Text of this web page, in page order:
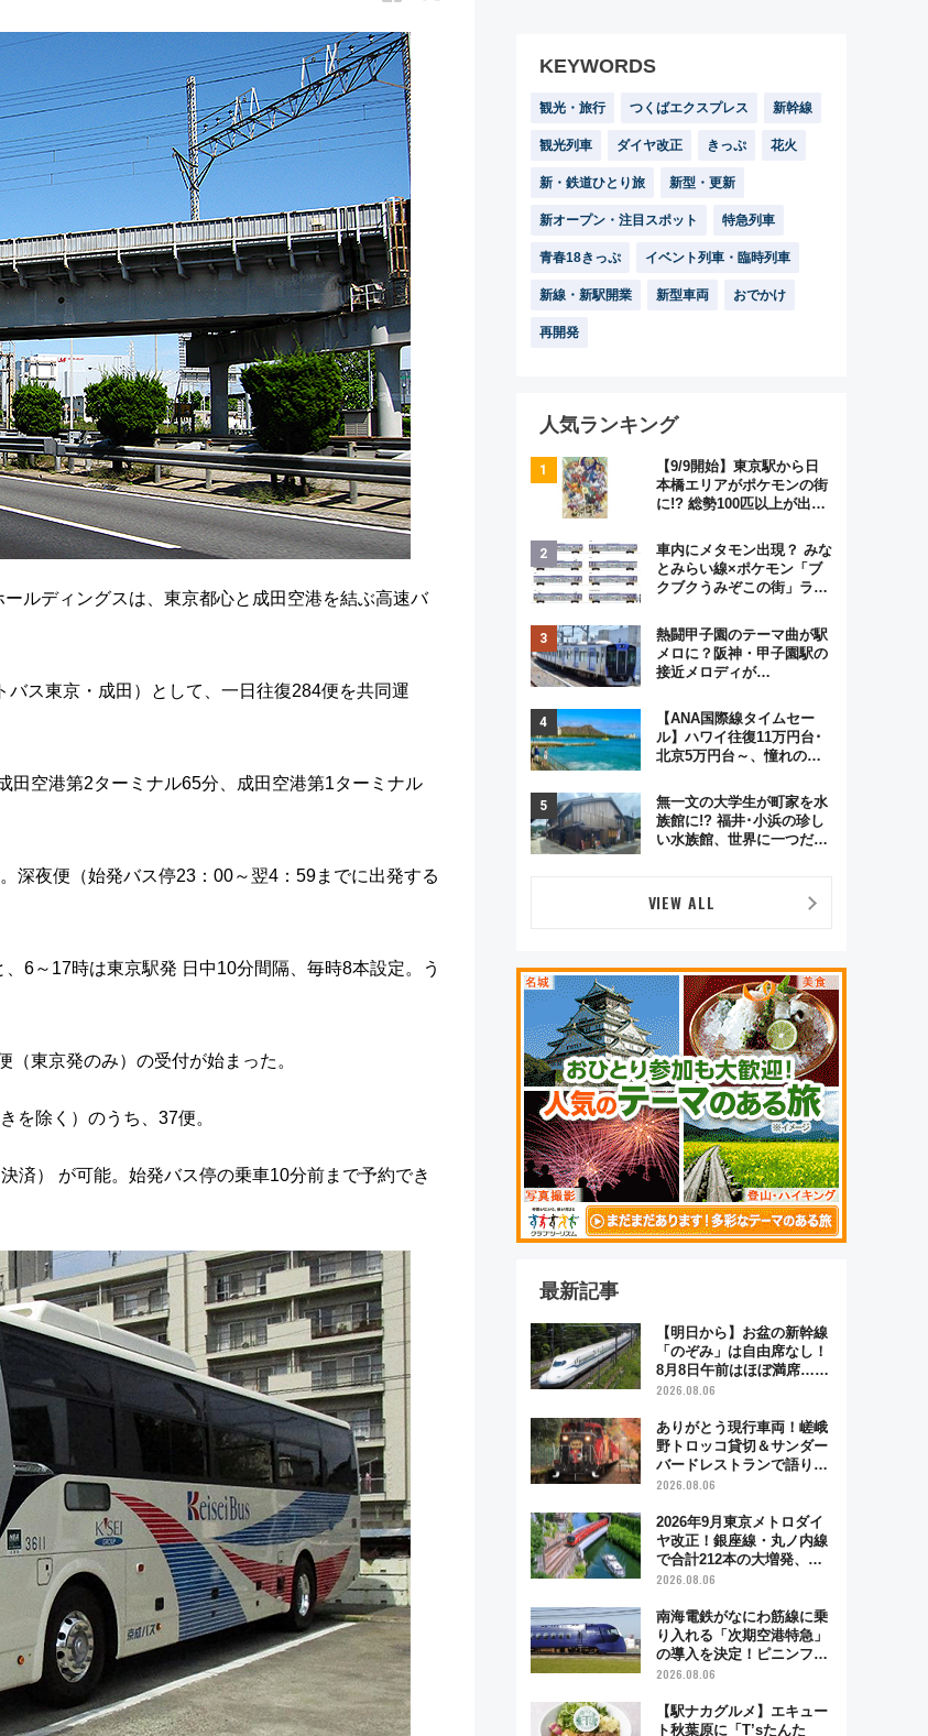
ルディングスは、東京都心と成田空港を結ぶ高速バ
ス東京・成田）として、一日往復284便を共同運
田空港第2ターミナル65分、成田空港第1ターミナル
深夜便（始発バス停23：00～翌4：59までに出発する
6～17時は東京駅発 日中10分間隔、毎時8本設定。う
東京発のみ）の受付が始まった。
を除く）のうち、37便。
済） が可能。始発バス停の乗車10分前まで予約でき
KEYWORDS
観光・旅行 つくばエクスプレス 新幹線
観光列車 ダイヤ改正 きっぷ 花火
新・鉄道ひとり旅 新型・更新
新オープン・注目スポット 特急列車
青春18きっぷ イベント列車・臨時列車
新線・新駅開業 新型車両 おでかけ
再開発
人気ランキング
【9/9開始】東京駅から日
本橋エリアがポケモンの街
に!? 総勢100匹以上が出現
格謎解き・グッズ情報まと
め
車内にメタモン出現？ みな
とみらい線×ポケモン「ブ
クブクうみぞこの街」ラッ
この夏は直通列車で横浜
へ！
熱闘甲子園のテーマ曲が駅
メロに？阪神・甲子園駅の
接近メロディが
実アレンジの特別仕様へ、
8月5日始発から
【ANA国際線タイムセー
ル】ハワイ往復11万円台･
北京5万円台～、憧れのビ
GW旅行まで狙える激アツ
路線まとめ（8/10まで）
無一文の大学生が町家を水
族館に!? 福井･小浜の珍し
い水族館、世界に一つだけ
第2弾
VIEW ALL
最新記事
【明日から】お盆の新幹線
「のぞみ」は自由席なし！
8月8日午前はほぼ満席…で
も数時間ズラせば空きが見
「空席」探しのコツ
2026.08.06
ありがとう現行車両！嵯峨
野トロッコ貸切＆サンダー
バードレストランで語り合
う秋の京都 斉藤雪乃＆福
日「京都の鉄道満喫ツア
ー」開催
2026.08.06
2026年9月東京メトロダイ
ヤ改正！銀座線・丸ノ内線
で合計212本の大増発、混
雑緩和に期待
2026.08.06
南海電鉄がなにわ筋線に乗
り入れる「次期空港特急」
の導入を決定！ピニンファ
リーナによる日本初の鉄道
2026.08.06
【駅ナカグルメ】エキュー
ト秋葉原に「T’sたんた